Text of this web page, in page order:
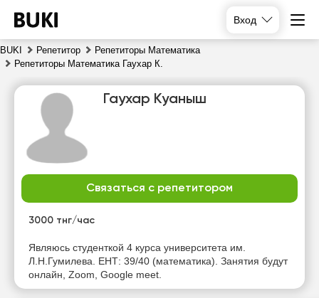
Вход
BUKI Репетитор
Репетиторы Математика
Репетиторы Математика Гаухар К.
Гаухар Куаныш
Связаться с репетитором
3000 тнг/час
Являюсь студенткой 4 курса университета им.
Л.Н.Гумилева. ЕНТ: 39/40 (математика). Занятия будут
онлайн, Zoom, Google meet.
пн
вт
15:30
16:00
Нет
свободных
часов
Нет
свободных
свободных